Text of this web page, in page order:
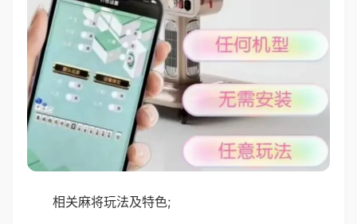
相关麻将玩法及特色;